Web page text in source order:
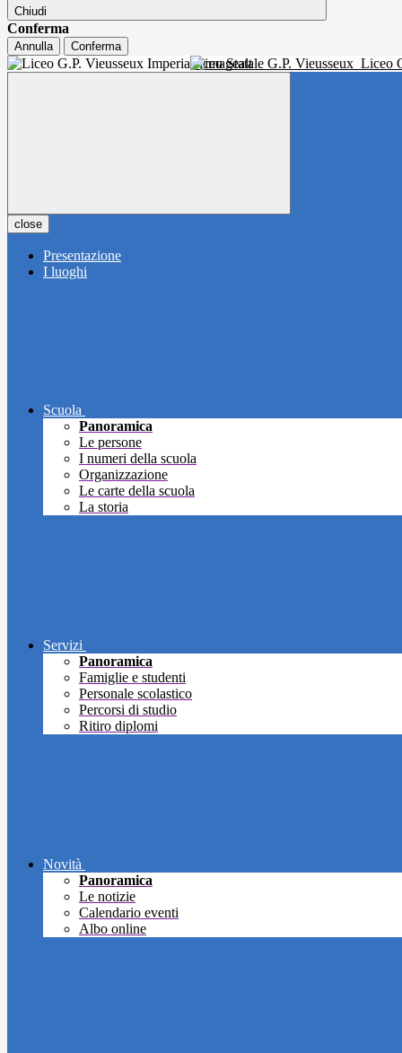
Chiudi
Conferma
Annulla Conferma
Liceo Statale G.P. Vieusseux Liceo
close
Presentazione
I luoghi
Scuola
Panoramica
Le persone
I numeri della scuola
Organizzazione
Le carte della scuola
La storia
Servizi
Panoramica
Famiglie e studenti
Personale scolastico
Percorsi di studio
Ritiro diplomi
Novità
Panoramica
Le notizie
Calendario eventi
Albo online